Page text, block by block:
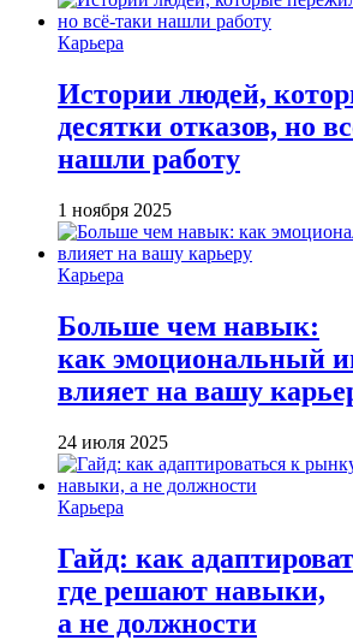
Карьера
Истории людей,
десятки отказов, но
нашли работу
1 ноября 2025
Карьера
Больше чем навык:
как эмоциональный
влияет на вашу
24 июля 2025
Карьера
Гайд: как
где решают навыки,
а не должности